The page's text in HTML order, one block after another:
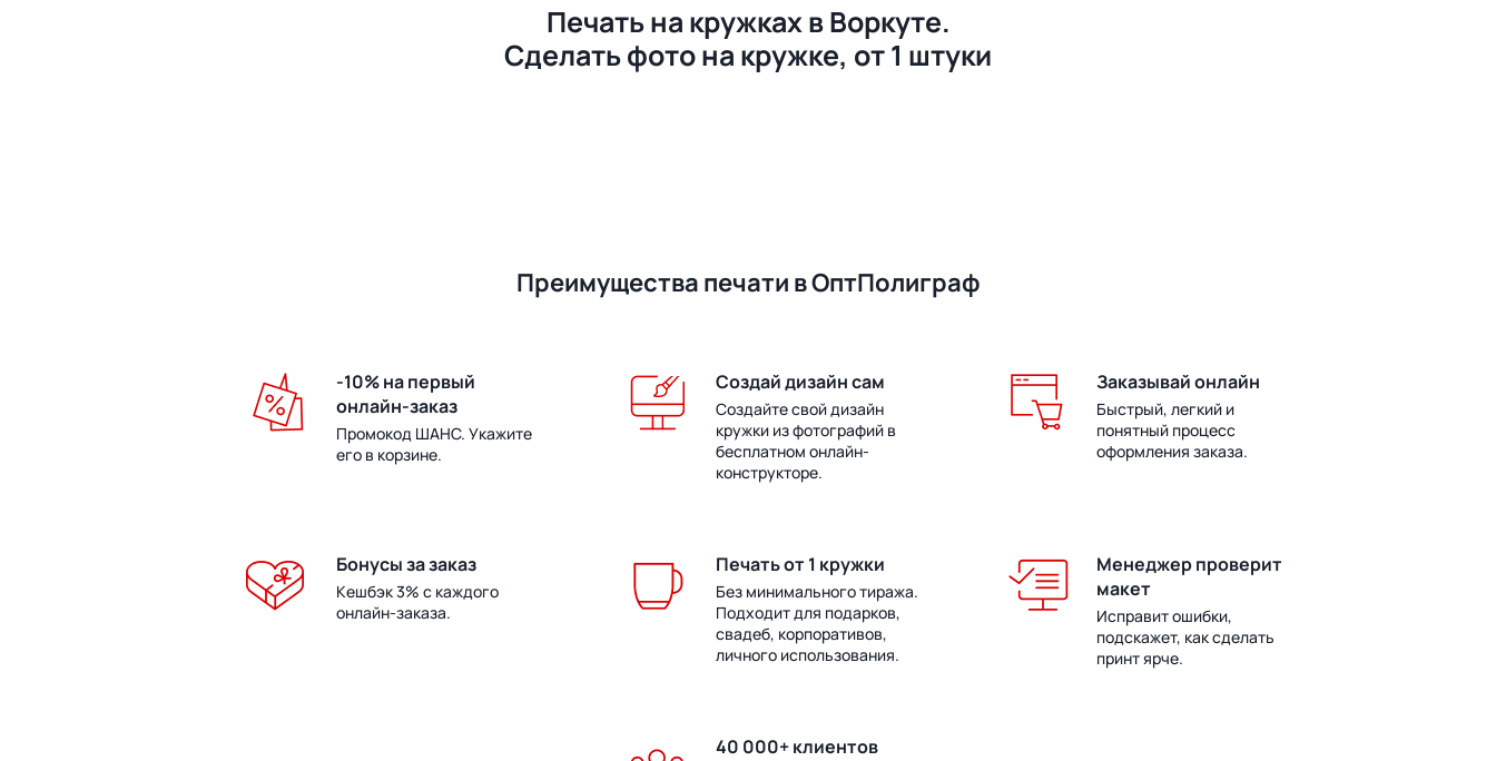
Печать на кружках в Воркуте.
Сделать фото на кружке, от 1 штуки
Преимущества печати в ОптПолиграф
-10% на первый
онлайн-заказ
Промокод ШАНС. Укажите
его в корзине.
Создай дизайн сам
Создайте свой дизайн
кружки из фотографий в
бесплатном онлайн-
конструкторе.
Заказывай онлайн
Быстрый, легкий и
понятный процесс
оформления заказа.
Бонусы за заказ
Кешбэк 3% с каждого
онлайн-заказа.
Печать от 1 кружки
Без минимального тиража.
Подходит для подарков,
свадеб, корпоративов,
личного использования.
Менеджер проверит
макет
Исправит ошибки,
подскажет, как сделать
принт ярче.
40 000+ клиентов